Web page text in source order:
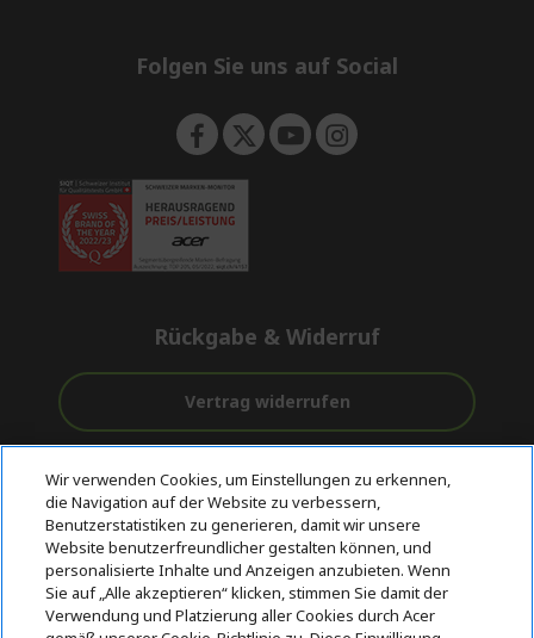
e
Folgen Sie uns auf Social
Rückgabe & Widerruf
Vertrag widerrufen
Kostenloser
Versand
vor und nach
dem Kauf
Sichere
Zahlungsoptionen
© 2026 Acer Inc.
CPYou BV ist der autorisierte Wiederverkäufer und Händler der
Produkte und Dienstleistungen, die in diesem Shop angeboten
werden.
Wir verwenden Cookies, um Einstellungen zu erkennen,
die Navigation auf der Website zu verbessern,
Benutzerstatistiken zu generieren, damit wir unsere
Website benutzerfreundlicher gestalten können, und
personalisierte Inhalte und Anzeigen anzubieten. Wenn
Sie auf „Alle akzeptieren“ klicken, stimmen Sie damit der
Verwendung und Platzierung aller Cookies durch Acer